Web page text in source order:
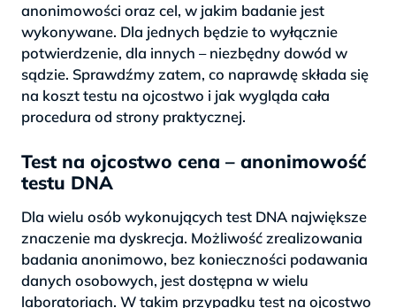
anonimowości oraz cel, w jakim badanie jest
wykonywane. Dla jednych będzie to wyłącznie
potwierdzenie, dla innych – niezbędny dowód w
sądzie. Sprawdźmy zatem, co naprawdę składa się
na koszt testu na ojcostwo i jak wygląda cała
procedura od strony praktycznej.
Test na ojcostwo cena – anonimowość
testu DNA
Dla wielu osób wykonujących test DNA największe
znaczenie ma dyskrecja. Możliwość zrealizowania
badania anonimowo, bez konieczności podawania
danych osobowych, jest dostępna w wielu
laboratoriach. W takim przypadku test na ojcostwo